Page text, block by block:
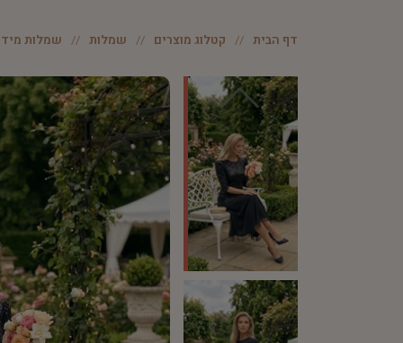
דף הבית קטלוג מוצרים שמלות שמלות